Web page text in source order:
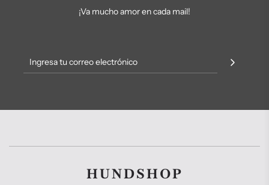
¡Va mucho amor en cada mail!
HUNDSHOP